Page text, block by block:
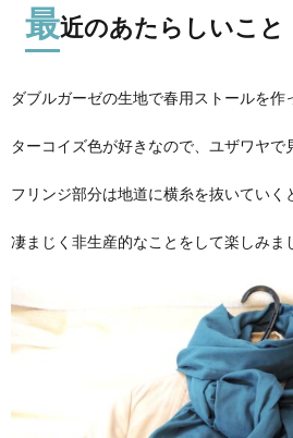
最近のあたらしいこと
ダブルガーゼの生地で春用ストールを作
ターコイズ色が好きなので、ユザワヤで
フリンジ部分は地道に横糸を抜いていく
凄まじく非生産的なことをして楽しみま